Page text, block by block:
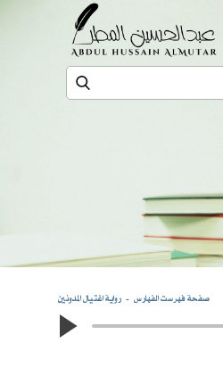
رواية اغتيال المدونين
صفحة فهرست الفهارس